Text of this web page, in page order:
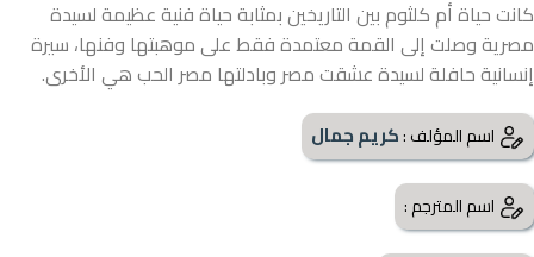
كانت حياة أم كلثوم بين التاريخين بمثابة حياة فنية عظيمة لسيدة
مصرية وصلت إلى القمة معتمدة فقط على موهبتها وفنها، سيرة
إنسانية حافلة لسيدة عشقت مصر وبادلتها مصر الحب هي الأخرى.
اسم المؤلف :كريم جمال
اسم المترجم :